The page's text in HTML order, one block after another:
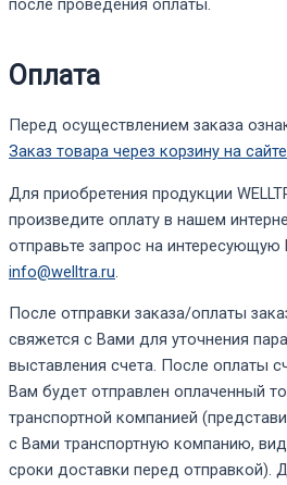
после проведения оплаты.
Оплата
Перед осуществлением заказа
Заказ товара через корзину на сайте
Для приобретения продукции
произведите оплату в нашем
отправьте запрос на
info@welltra.ru
После отправки заказа/оплаты
свяжется с Вами для уточнения
выставления счета. После оплаты
Вам будет отправлен оплаченный
транспортной компанией
с Вами транспортную компанию,
сроки доставки перед отправкой).